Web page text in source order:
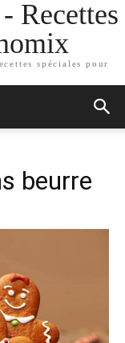
Recettes
spéciales pour
beurre